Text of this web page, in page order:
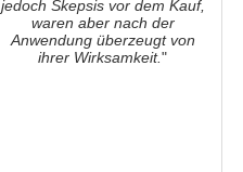
jedoch Skepsis vor dem Kauf,
waren aber nach der
Anwendung überzeugt von
ihrer Wirksamkeit."